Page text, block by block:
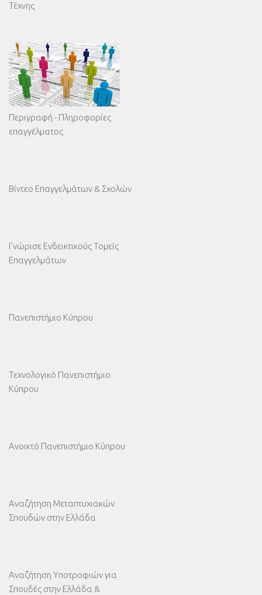
Τέχνης
Περιγραφή - Πληροφορίες
επαγγέλματος
Βίντεο Επαγγελμάτων & Σχολών
Γνώρισε Ενδεικτικούς Τομείς
Επαγγελμάτων
Πανεπιστήμιο Κύπρου
Τεχνολογικό Πανεπιστήμιο
Κύπρου
Ανοικτό Πανεπιστήμιο Κύπρου
Αναζήτηση Μεταπτυχιακών
Σπουδών στην Ελλάδα
Αναζήτηση Υποτροφιών για
Σπουδές στην Ελλάδα &